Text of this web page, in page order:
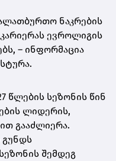
ნაკრების
ევროლიგის
– ინფორმაცია
წლების სეზონის წინ
ლიდერის,
გააძლიერა.
შემდეგ